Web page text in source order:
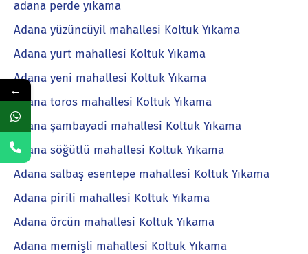
adana perde yıkama
Adana yüzüncüyil mahallesi Koltuk Yıkama
Adana yurt mahallesi Koltuk Yıkama
Adana yeni mahallesi Koltuk Yıkama
Adana toros mahallesi Koltuk Yıkama
Adana şambayadi mahallesi Koltuk Yıkama
Adana söğütlü mahallesi Koltuk Yıkama
Adana salbaş esentepe mahallesi Koltuk Yıkama
Adana pirili mahallesi Koltuk Yıkama
Adana örcün mahallesi Koltuk Yıkama
Adana memişli mahallesi Koltuk Yıkama
←